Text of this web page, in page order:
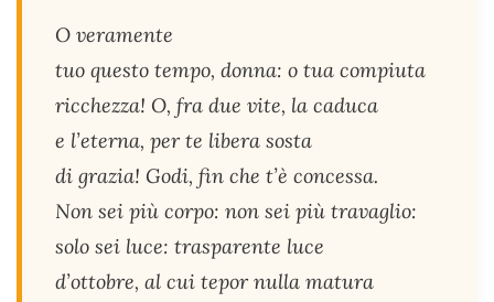
O veramente
tuo questo tempo, donna: o tua compiuta
ricchezza! O, fra due vite, la caduca
e l’eterna, per te libera sosta
di grazia! Godi, fin che t’è concessa.
Non sei più corpo: non sei più travaglio:
solo sei luce: trasparente luce
d’ottobre, al cui tepor nulla matura